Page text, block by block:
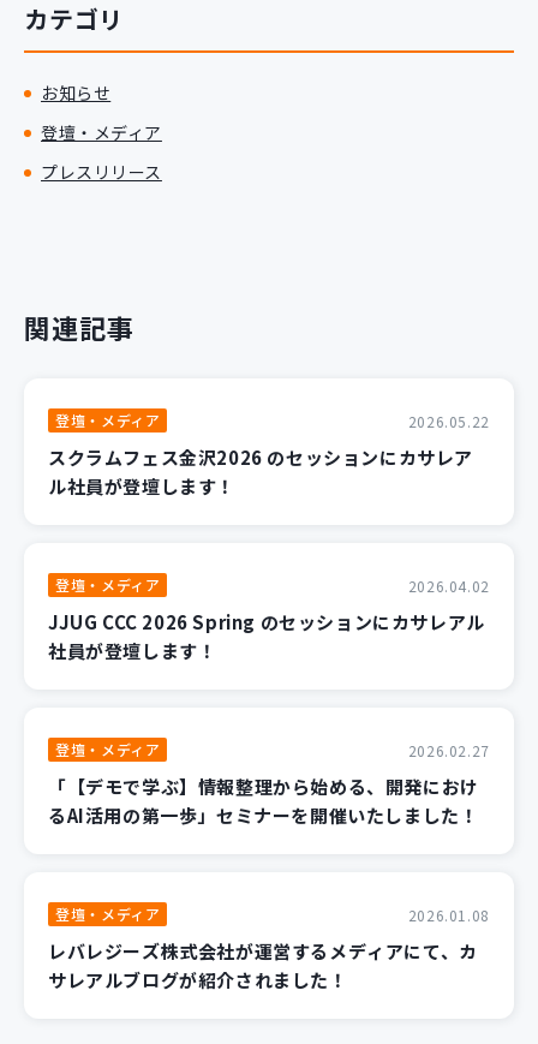
カテゴリ
お知らせ
登壇・メディア
プレスリリース
関連記事
登壇・メディア 2026.05.22
スクラムフェス金沢2026 のセッションにカサレア
ル社員が登壇します！
登壇・メディア 2026.04.02
JJUG CCC 2026 Spring のセッションにカサレアル
社員が登壇します！
登壇・メディア 2026.02.27
「【デモで学ぶ】情報整理から始める、開発におけ
るAI活用の第一歩」セミナーを開催いたしました！
登壇・メディア 2026.01.08
レバレジーズ株式会社が運営するメディアにて、カ
サレアルブログが紹介されました！